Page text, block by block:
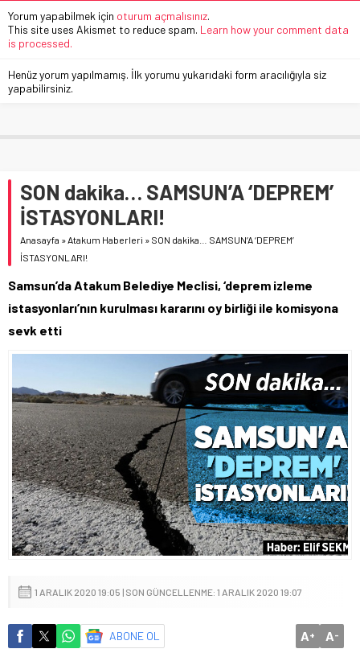
Yorum yapabilmek için oturum açmalısınız.
This site uses Akismet to reduce spam. Learn how your comment data
is processed.
Henüz yorum yapılmamış. İlk yorumu yukarıdaki form aracılığıyla siz
yapabilirsiniz.
SON dakika… SAMSUN’A ‘DEPREM’
İSTASYONLARI!
Anasayfa »Atakum Haberleri » SON dakika… SAMSUN’A ‘DEPREM’
İSTASYONLARI!
Samsun’da Atakum Belediye Meclisi, ‘deprem izleme
istasyonları’nın kurulması kararını oy birliği ile komisyona
sevk etti
1 ARALIK 2020 19:05 | SON GÜNCELLENME: 1 ARALIK 2020 19:07
ABONE OL A+ A-